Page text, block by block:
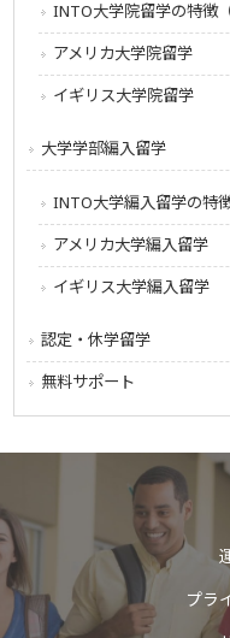
INTO大学院留学の特徴
アメリカ大学院留学
イギリス大学院留学
大学学部編入留学
INTO大学編入留学の特
アメリカ大学編入留学
イギリス大学編入留学
認定・休学留学
無料サポート
プラ